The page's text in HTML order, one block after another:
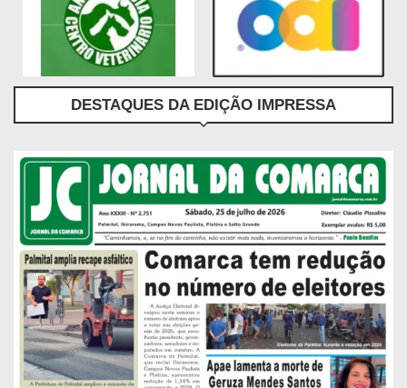
DESTAQUES DA EDIÇÃO IMPRESSA